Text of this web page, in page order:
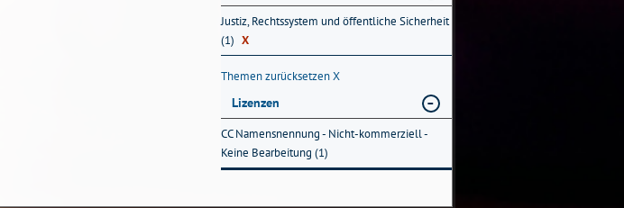
Justiz, Rechtssystem und öffentliche Sicherheit
(1) X
Themen zurücksetzenX
Lizenzen
CC Namensnennung - Nicht-kommerziell -
Keine Bearbeitung (1)